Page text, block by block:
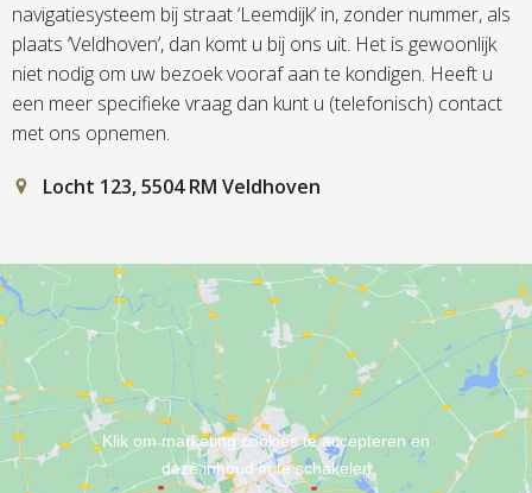
navigatiesysteem bij straat ‘Leemdijk’ in, zonder nummer, als
plaats ‘Veldhoven’, dan komt u bij ons uit. Het is gewoonlijk
niet nodig om uw bezoek vooraf aan te kondigen. Heeft u
een meer specifieke vraag dan kunt u (telefonisch) contact
met ons opnemen.
Locht 123, 5504 RM Veldhoven
Klik om marketing cookies te accepteren en
deze inhoud in te schakelen